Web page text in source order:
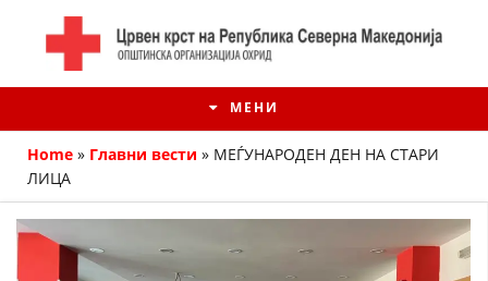
МЕНИ
Home » Главни вести » МЕЃУНАРОДЕН ДЕН НА СТАРИ
ЛИЦА